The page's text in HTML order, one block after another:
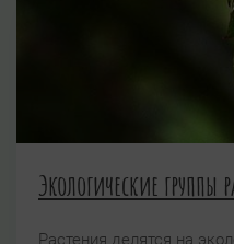
Экологические группы
Растения делятся на